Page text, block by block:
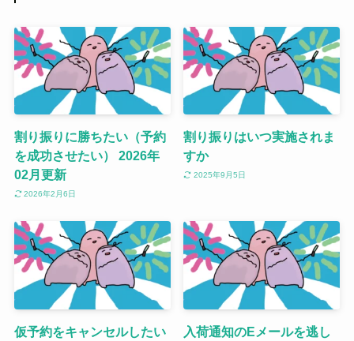
割り振りに勝ちたい（予約
を成功させたい） 2026年
02月更新
2026年2月6日
割り振りはいつ実施されま
すか
2025年9月5日
仮予約をキャンセルしたい
入荷通知のEメールを逃し